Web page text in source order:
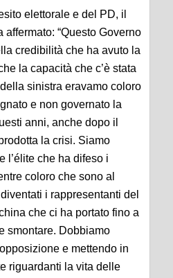
elettorale e del PD, il
“Questo Governo
credibilità che ha avuto la
la capacità che c’è stata
sinistra eravamo coloro
e non governato la
anni, anche dopo il
la crisi. Siamo
l’élite che ha difeso i
coloro che sono al
i rappresentanti del
che ci ha portato fino a
smontare. Dobbiamo
e mettendo in
riguardanti la vita delle